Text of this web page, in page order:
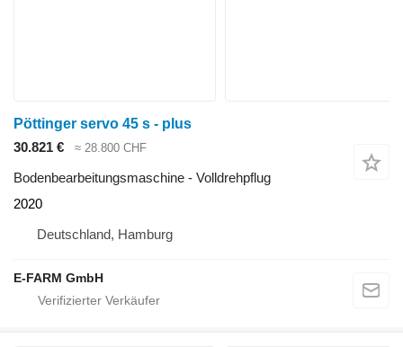
Pöttinger servo 45 s - plus
30.821 €
≈ 28.800 CHF
Bodenbearbeitungsmaschine - Volldrehpflug
2020
Deutschland, Hamburg
E-FARM GmbH